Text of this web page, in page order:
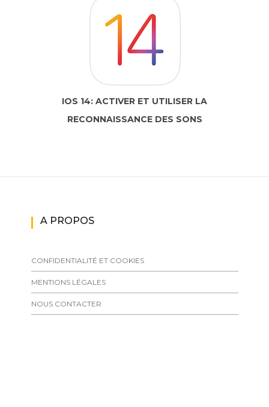
IOS 14: ACTIVER ET UTILISER LA
RECONNAISSANCE DES SONS
A PROPOS
CONFIDENTIALITÉ ET COOKIES
MENTIONS LÉGALES
NOUS CONTACTER